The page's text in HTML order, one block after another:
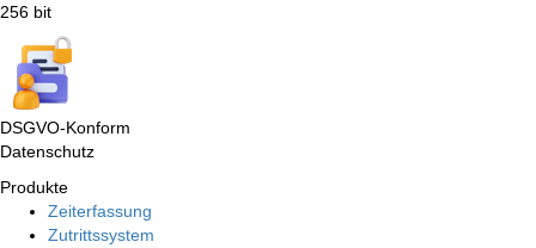
256 bit
DSGVO-Konform
Datenschutz
Produkte
Zeiterfassung
Zutrittssystem